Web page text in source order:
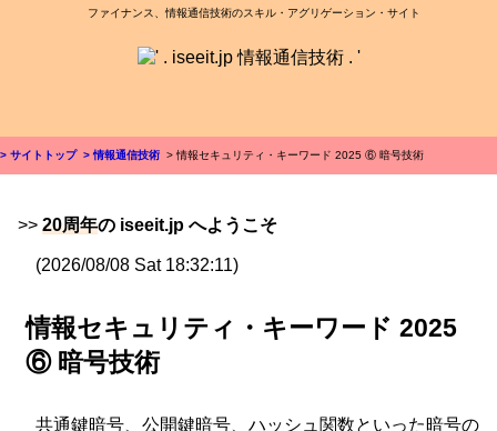
ファイナンス、情報通信技術のスキル・アグリゲーション・サイト
> サイトトップ > 情報通信技術 > 情報セキュリティ・キーワード 2025 ⑥ 暗号技術
>> 20周年の iseeit.jp へようこそ
(2026/08/08 Sat 18:32:11)
情報セキュリティ・キーワード 2025
⑥ 暗号技術
共通鍵暗号、公開鍵暗号、ハッシュ関数といった暗号の